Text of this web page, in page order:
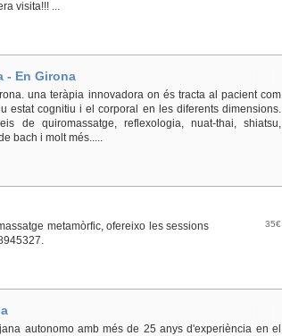
visita!!! ...
- En Girona
una teràpia innovadora on és tracta al pacient com
estat cognitiu i el corporal en les diferents dimensions.
de quiromassatge, reflexologia, nuat-thai, shiatsu,
bach i molt més.....
metamòrfic, ofereixo les sessions
35€
autonomo amb més de 25 anys d'experiència en el